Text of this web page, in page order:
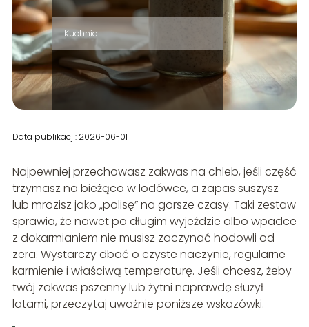
Kuchnia
Data publikacji: 2026-06-01
Najpewniej przechowasz zakwas na chleb, jeśli część
trzymasz na bieżąco w lodówce, a zapas suszysz
lub mrozisz jako „polisę” na gorsze czasy. Taki zestaw
sprawia, że nawet po długim wyjeździe albo wpadce
z dokarmianiem nie musisz zaczynać hodowli od
zera. Wystarczy dbać o czyste naczynie, regularne
karmienie i właściwą temperaturę. Jeśli chcesz, żeby
twój zakwas pszenny lub żytni naprawdę służył
latami, przeczytaj uważnie poniższe wskazówki.